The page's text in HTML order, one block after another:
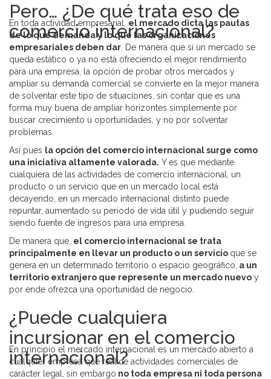
Pero… ¿De qué trata eso de
comercio internacional?
En toda actividad empresarial, el mercado dicta las pautas
de lo que demanda y lo que las organizaciones
empresariales deben dar . De manera que si un mercado se
queda estático o ya no está ofreciendo el mejor rendimiento
para una empresa, la opción de probar otros mercados y
ampliar su demanda comercial se convierte en la mejor manera
de solventar este tipo de situaciones, sin contar que es una
forma muy buena de ampliar horizontes simplemente por
buscar crecimiento u oportunidades, y no por solventar
problemas.
Así pues la opción del comercio internacional surge como
una iniciativa altamente valorada. Y es que mediante
cualquiera de las actividades de comercio internacional, un
producto o un servicio que en un mercado local está
decayendo, en un mercado internacional distinto puede
repuntar, aumentado su periodo de vida útil y pudiendo seguir
siendo fuente de ingresos para una empresa.
De manera que, el comercio internacional se trata
principalmente en llevar un producto o un servicio que se
genera en un determinado territorio o espacio geográfico, a un
territorio extranjero que represente un mercado nuevo y
por ende ofrezca una oportunidad de negocio.
¿Puede cualquiera
incursionar en el comercio
internacional?
En principio el mercado internacional es un mercado abierto a
cualquier empresa que realice actividades comerciales de
carácter legal, sin embargo no toda empresa ni toda persona